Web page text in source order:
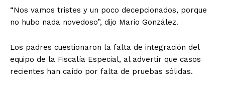
“Nos vamos tristes y un poco decepcionados, porque
no hubo nada novedoso”, dijo Mario González.
Los padres cuestionaron la falta de integración del
equipo de la Fiscalía Especial, al advertir que casos
recientes han caído por falta de pruebas sólidas.